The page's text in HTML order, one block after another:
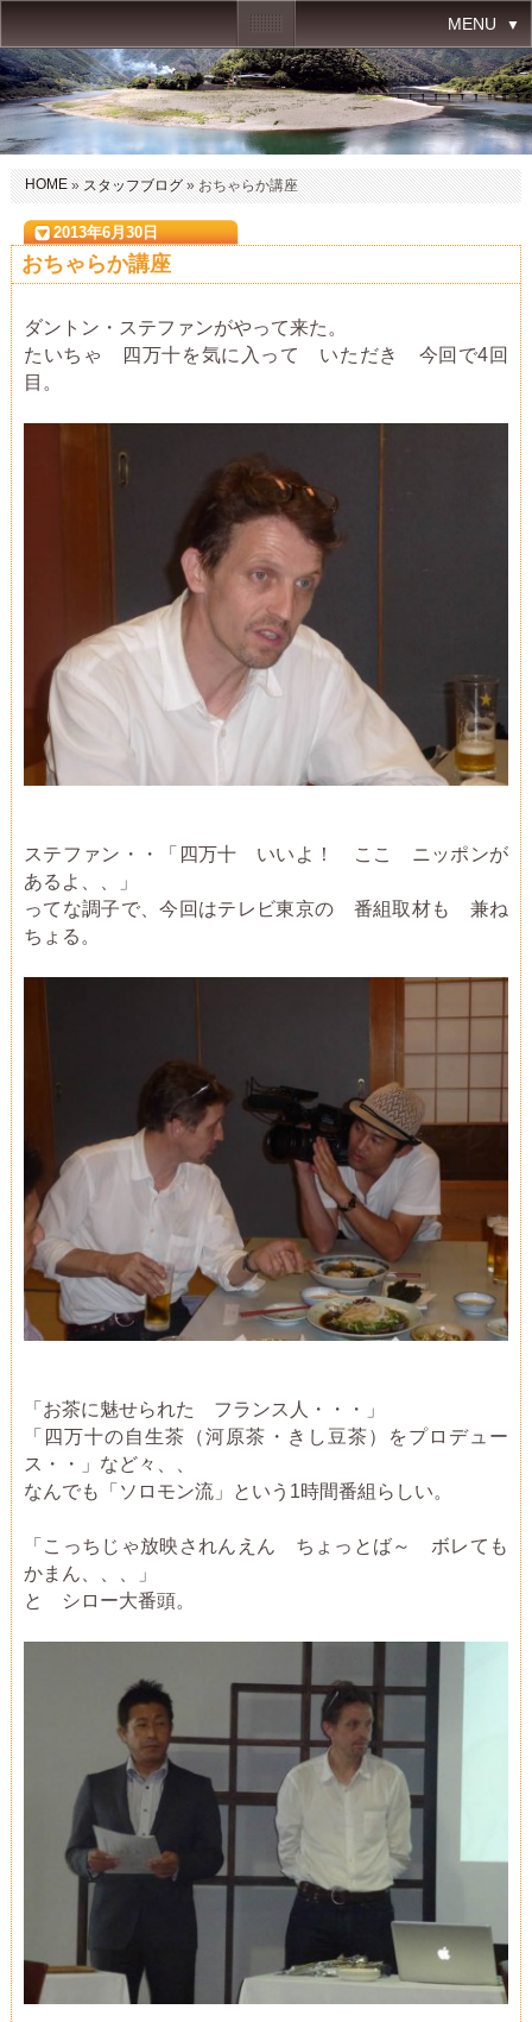
MENU
HOME»スタッフブログ» おちゃらか講座
2013年6月30日
おちゃらか講座
ダントン・ステファンがやって来た。
たいちゃ 四万十を気に入って いただき 今回で4回
目。
ステファン・・「四万十 いいよ！ ここ ニッポンが
あるよ、、」
ってな調子で、今回はテレビ東京の 番組取材も 兼ね
ちょる。
「お茶に魅せられた フランス人・・・」
「四万十の自生茶（河原茶・きし豆茶）をプロデュー
ス・・」など々、、
なんでも「ソロモン流」という1時間番組らしい。
「こっちじゃ放映されんえん ちょっとば～ ボレても
かまん、、、」
と シロー大番頭。